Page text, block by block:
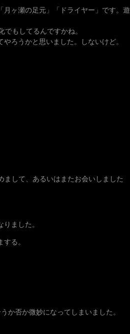
ヶ瀬の足元」「ドライヤー」です。遊
もしてるんですかね。
ろうかと思いました。しないけど。
まして、あるいはまたお会いしました
ました。
る。
か否か微妙になってしまいました。